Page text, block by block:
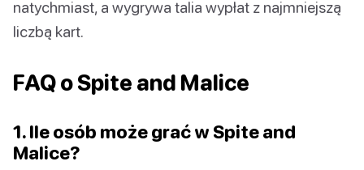
natychmiast, a wygrywa talia wypłat z najmniejszą
liczbą kart.
FAQ o Spite and Malice
1. Ile osób może grać w Spite and
Malice?